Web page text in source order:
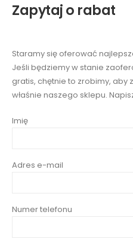
Zapytaj o rabat
Staramy się oferować
Jeśli będziemy w stanie
gratis, chętnie to zrobimy, aby
właśnie naszego sklepu.
Imię
Adres e-mail
Numer telefonu